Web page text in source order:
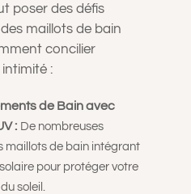
poser des défis
maillots de bain
concilier
:
de Bain avec
: De nombreuses
maillots de bain intégrant
pour protéger votre
soleil.